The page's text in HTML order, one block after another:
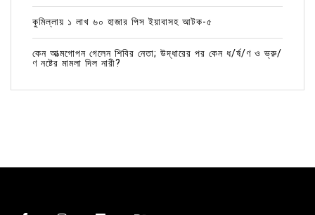
কুমিল্লায় ১ লাখ ৬০ হাজার পিস ইয়াবাসহ আটক-৫
কেন আত্মগোপন গেলেন শিবির নেতা; উদ্ধারের পর কেন ধ/র্ষ/ণ ও ভ্রু/
ণ নষ্টের মামলা দিল নারী?